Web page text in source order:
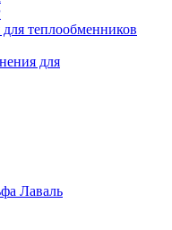
теплообменников
для
Лаваль